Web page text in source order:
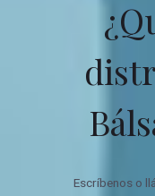
Escríbenos o